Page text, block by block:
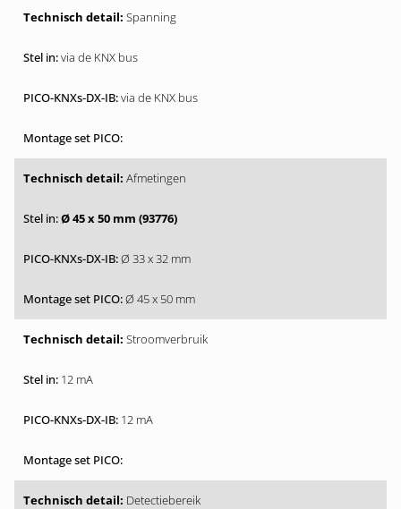
Spanning
via de KNX bus
via de KNX bus
Afmetingen
Ø 45 x 50 mm (93776)
Ø 33 x 32 mm
Ø 45 x 50 mm
Stroomverbruik
12 mA
12 mA
Detectiebereik